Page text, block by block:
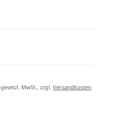
MwSt., zzgl.Versandkosten